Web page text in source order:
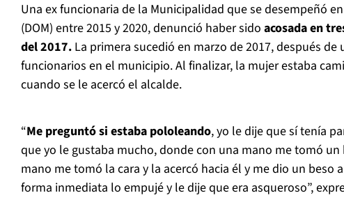
Una ex funcionaria de la Municipalidad que se desempeñó
(DOM) entre 2015 y 2020, denunció haber sido acosada en
del 2017. La primera sucedió en marzo de 2017, después de
funcionarios en el municipio. Al finalizar, la mujer estaba
cuando se le acercó el alcalde.
“Me preguntó si estaba pololeando, yo le dije que sí tenía
que yo le gustaba mucho, donde con una mano me tomó un
mano me tomó la cara y la acercó hacia él y me dio un beso
forma inmediata lo empujé y le dije que era asqueroso”,